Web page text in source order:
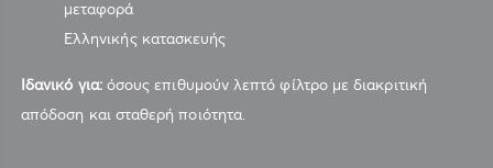
μεταφορά
Ελληνικής κατασκευής
Ιδανικό για:όσους επιθυμούν λεπτό φίλτρο με διακριτική
απόδοση και σταθερή ποιότητα.